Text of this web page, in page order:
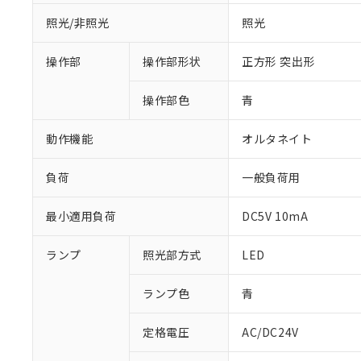
照光/非照光 照光
操作部 操作部形状 正方形 突出形
操作部色 青
動作機能 オルタネイト
負荷 一般負荷用
最小適用負荷 DC5V 10mA
ランプ 照光部方式 LED
ランプ色 青
定格電圧 AC/DC24V
ご利用条件
※1 対応状況
対応予定なし：
調査・確認中：
非該当品：ライセ